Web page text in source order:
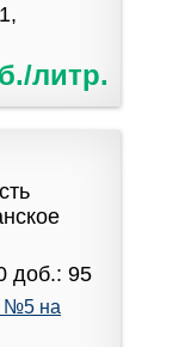
литр.
доб.: 95
на